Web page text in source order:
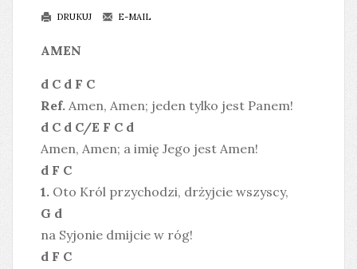
DRUKUJ E-MAIL
AMEN
d C d F C
Ref. Amen, Amen; jeden tylko jest Panem!
d C d C/E F C d
Amen, Amen; a imię Jego jest Amen!
d F C
1. Oto Król przychodzi, drżyjcie wszyscy,
G d
na Syjonie dmijcie w róg!
d F C